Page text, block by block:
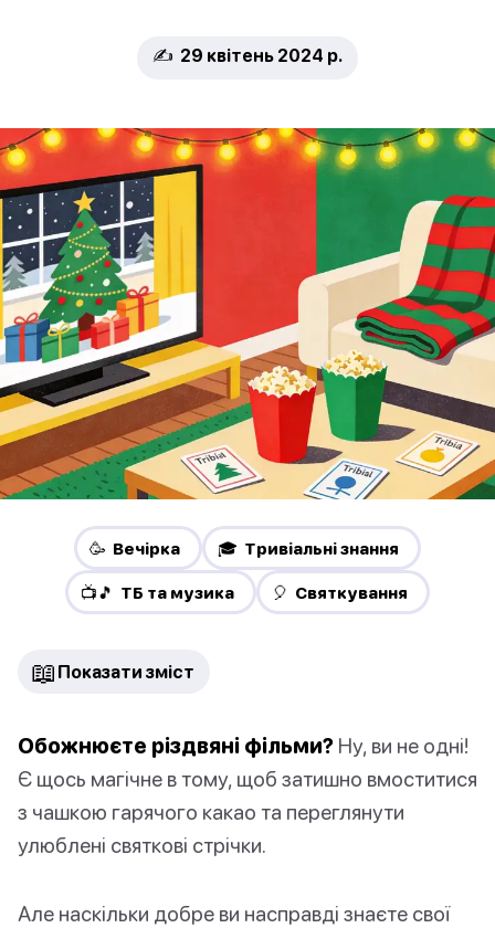
✍️ 29 квітень 2024 р.
🥳 Вечірка 🎓 Тривіальні знання
📺🎵 ТБ та музика 🎈 Святкування
📖 Показати зміст
Обожнюєте різдвяні фільми? Ну, ви не одні!
Є щось магічне в тому, щоб затишно вмоститися
з чашкою гарячого какао та переглянути
улюблені святкові стрічки.
Але наскільки добре ви насправді знаєте свої